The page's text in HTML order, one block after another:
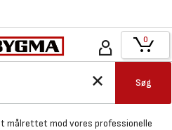
Søg
0
F -
målrettet mod vores professionelle